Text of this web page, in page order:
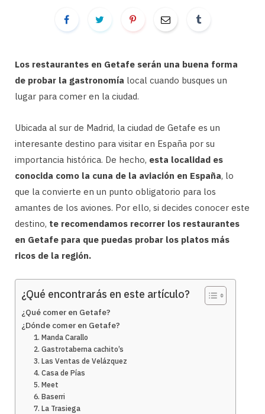
Los restaurantes en Getafe serán una buena forma
de probar la gastronomía local cuando busques un
lugar para comer en la ciudad.
Ubicada al sur de Madrid, la ciudad de Getafe es un
interesante destino para visitar en España por su
importancia histórica. De hecho, esta localidad es
conocida como la cuna de la aviación en España, lo
que la convierte en un punto obligatorio para los
amantes de los aviones. Por ello, si decides conocer este
destino, te recomendamos recorrer los restaurantes
en Getafe para que puedas probar los platos más
ricos de la región.
¿Qué encontrarás en este artículo?
¿Qué comer en Getafe?
¿Dónde comer en Getafe?
1. Manda Carallo
2. Gastrotaberna cachito’s
3. Las Ventas de Velázquez
4. Casa de Pías
5. Meet
6. Baserri
7. La Trasiega